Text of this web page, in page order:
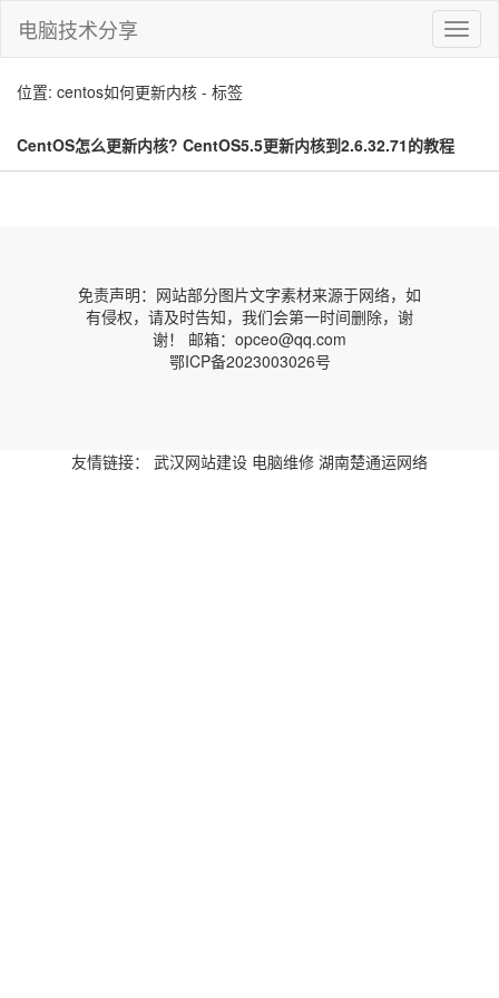
切
换
电脑技术分享
位置: centos如何更新内核 - 标签
CentOS怎么更新内核? CentOS5.5更新内核到2.6.32.71的教程
(centos如何更新内核)
免责声明：网站部分图片文字素材来源于网络，如
有侵权，请及时告知，我们会第一时间删除，谢
谢！ 邮箱：opceo@qq.com
鄂ICP备2023003026号
友情链接： 武汉网站建设 电脑维修 湖南楚通运网络